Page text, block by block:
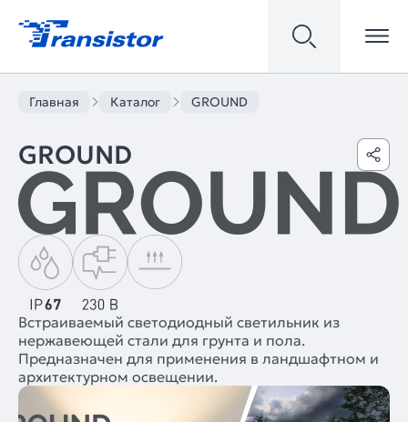
Главная Каталог GROUND
GROUND
Встраиваемый светодиодный светильник из
нержавеющей стали для грунта и пола.
Предназначен для применения в ландшафтном и
архитектурном освещении.